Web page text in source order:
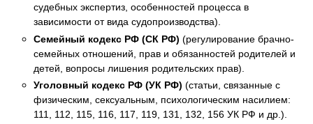
судебных экспертиз, особенностей процесса в
зависимости от вида судопроизводства).
Семейный кодекс РФ (СК РФ) (регулирование брачно-
семейных отношений, прав и обязанностей родителей и
детей, вопросы лишения родительских прав).
Уголовный кодекс РФ (УК РФ) (статьи, связанные с
физическим, сексуальным, психологическим насилием:
111, 112, 115, 116, 117, 119, 131, 132, 156 УК РФ и др.).